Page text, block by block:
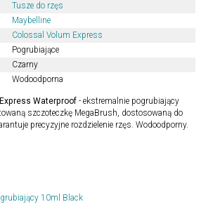
Tusze do rzęs
Maybelline
Colossal Volum Express
Pogrubiające
Czarny
Wodoodporna
Waterproof - ekstremalnie pogrubiający
szczoteczkę MegaBrush, dostosowaną do
precyzyjne rozdzielenie rzęs. Wodoodporny.
10ml Black